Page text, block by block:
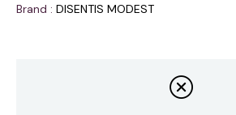
Brand : DISENTIS MODEST